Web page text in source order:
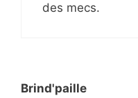
des mecs.
Brind'paille